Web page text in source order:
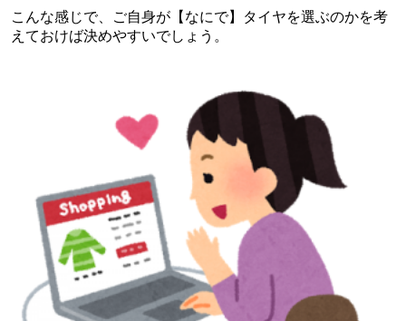
こんな感じで、ご自身が【なにで】タイヤを選ぶのかを考
えておけば決めやすいでしょう。